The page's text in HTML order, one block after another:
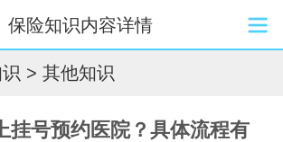
保险知识内容详情
> 其他知识
挂号预约医院？具体流程有